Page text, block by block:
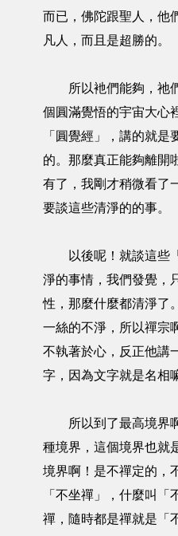
而已，佛陀跟聖人，他
凡人，而且是超勝的。
所以衪們能夠，祂們
個圓滿覺悟的宇宙大心
「圓覺經」，講的就
的。那麼真正能夠離開
有了，我剛才稍微看了
要談這些清淨的的事。
以後呢！就談這些「
淨的事情，我們發覺，
性，那麼什麼都清淨了
一絲的不淨，所以禪宗
不執著於心，反正他講
字，因為文字就是名相
所以到了最高境界啊
種境界，這個境界也就
境界啊！是不禪定的，
「不坐禪」，什麼叫
禪，隨時都是禪就是「